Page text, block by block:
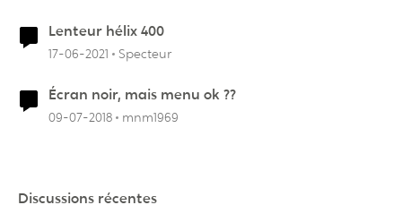
Lenteur hélix 400
17-06-2021 Specteur
Écran noir, mais menu ok ??
09-07-2018 mnm1969
Discussions récentes